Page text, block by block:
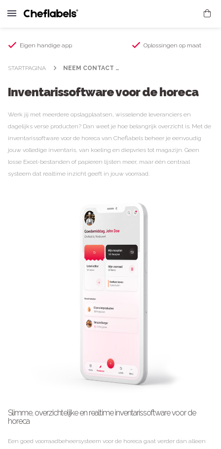
Eigen handige app Oplossingen op maat
STARTPAGINA NEEM CONTACT OP
Inventarissoftware voor de horeca
Werk jij met meerdere opslagplaatsen, wisselende leveranciers en
dagelijks verse producten? Dan weet je hoe belangrijk overzicht is. Met de
inventarissoftware voor de horeca van Cheflabels beheer je eenvoudig
jouw volledige inventaris, van koeling en diepvries tot magazijn. Geen
losse Excel-bestanden of papieren lijsten meer, maar één centraal
systeem dat realtime inzicht geeft in jouw voorraad.
Slimme, overzichtelijke en realtime inventarissoftware voor de
horeca
Een goed voorraadbeheersysteem voor de horeca gaat verder dan alleen